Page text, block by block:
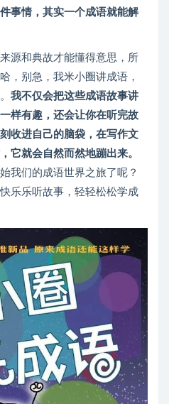
事情，其实一个成语就能解
源和典故才能懂得意思，所
，别急，我米小圈讲成语，
我不仅会把这些成语故事讲
样有趣，还会让你在听完故
收进自己的脑袋，在写作文
它就会自然而然地蹦出来。
我们的成语世界之旅了呢？
乐乐听故事，轻轻松松学成